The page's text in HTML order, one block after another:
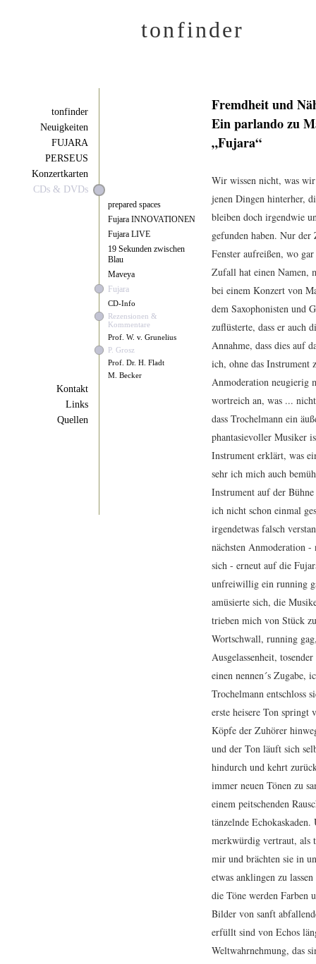
tonfinder
tonfinder
Neuigkeiten
FUJARA
PERSEUS
Konzertkarten
CDs & DVDs
prepared spaces
Fujara INNOVATIONEN
Fujara LIVE
19 Sekunden zwischen
Blau
Maveya
Fujara
CD-Info
Rezensionen &
Kommentare
Prof. W. v. Grunelius
P. Grosz
Prof. Dr. H. Fladt
M. Becker
Kontakt
Links
Quellen
Fremdheit und
Ein parlando zu
„Fujara“
Wir wissen nicht, was
jenen Dingen hinterher,
bleiben doch irgendwie
gefunden haben. Nur
Fenster aufreißen, wo
Zufall hat einen Namen,
bei einem Konzert von
dem Saxophonisten und
zuflüsterte, dass er auch
Annahme, dass dies auf
ich, ohne das Instrument
Anmoderation neugierig
wortreich an, was ...
dass Trochelmann ein
phantasievoller Musiker
Instrument erklärt, was
sehr ich mich auch
Instrument auf der
ich nicht schon einmal
irgendetwas falsch
nächsten Anmoderation
sich - erneut auf die
unfreiwillig ein running
amüsierte sich, die
trieben mich von Stück
Wortschwall, running
Ausgelassenheit,
einen nennen´s Zugabe,
Trochelmann entschloss
erste heisere Ton springt
Köpfe der Zuhörer
und der Ton läuft sich
hindurch und kehrt
immer neuen Tönen zu
einem peitschenden
tänzelnde
merkwürdig vertraut, als
mir und brächten sie in
etwas anklingen zu
die Töne werden Farben
Bilder von sanft
erfüllt sind von Echos
Weltwahrnehmung, das